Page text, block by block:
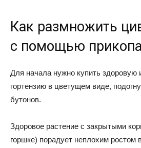
Как размножить
с помощью
Для начала нужно купить
гортензию в цветущем виде,
бутонов.
Здоровое растение с закрытыми
горшке) порадует неплохим ростом